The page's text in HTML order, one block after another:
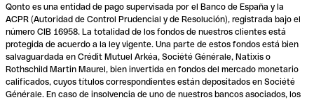
Qonto es una entidad de pago supervisada por el Banco de España y la
ACPR (Autoridad de Control Prudencial y de Resolución), registrada bajo el
número CIB 16958. La totalidad de los fondos de nuestros clientes está
protegida de acuerdo a la ley vigente. Una parte de estos fondos está bien
salvaguardada en Crédit Mutuel Arkéa, Société Générale, Natixis o
Rothschild Martin Maurel, bien invertida en fondos del mercado monetario
calificados, cuyos títulos correspondientes están depositados en Société
Générale. En caso de insolvencia de uno de nuestros bancos asociados, los